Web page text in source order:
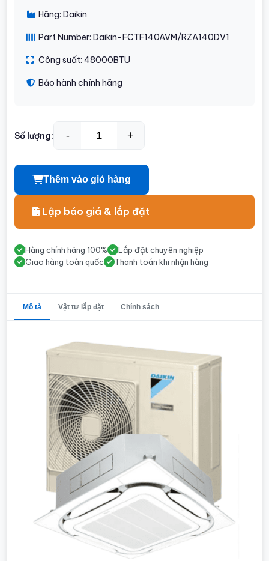
Hãng: Daikin
Part Number: Daikin-FCTF140AVM/RZA140DV1
Công suất: 48000BTU
Bảo hành chính hãng
Số lượng: - +
Thêm vào giỏ hàng
Lập báo giá & lắp đặt
Hàng chính hãng 100%
Lắp đặt chuyên nghiệp
Giao hàng toàn quốc
Thanh toán khi nhận hàng
Mô tả Vật tư lắp đặt Chính sách